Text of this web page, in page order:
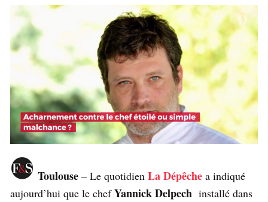
Toulouse – Le quotidien La Dépêche a indiqué
aujourd’hui que le chefYannick Delpech installé dans